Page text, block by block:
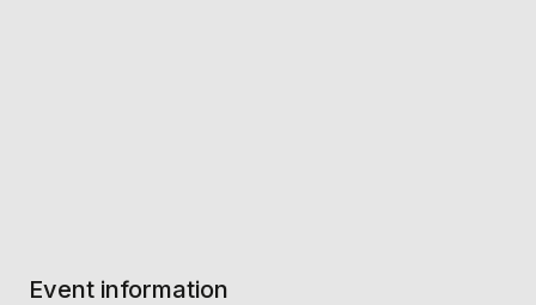
Event information